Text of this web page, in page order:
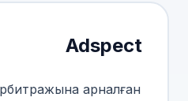
Adspect
арналған